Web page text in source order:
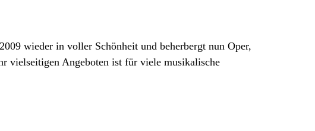
wieder in voller Schönheit und beherbergt nun Oper,
vielseitigen Angeboten ist für viele musikalische